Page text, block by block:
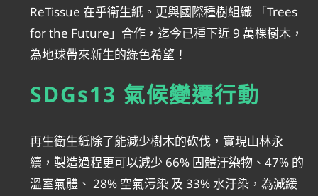
ReTissue 在乎衛生紙。更與國際種樹組織 「Trees
for the Future」合作，迄今已種下近 9 萬棵樹木，
為地球帶來新生的綠色希望！
SDGs13 氣候變遷行動
再生衛生紙除了能減少樹木的砍伐，實現山林永
續，製造過程更可以減少 66% 固體汙染物、47% 的
溫室氣體、 28% 空氣污染 及 33% 水汙染，為減緩